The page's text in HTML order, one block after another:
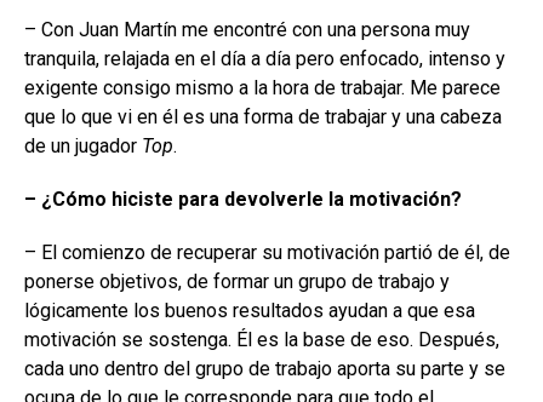
– Con Juan Martín me encontré con una persona muy
tranquila, relajada en el día a día pero enfocado, intenso y
exigente consigo mismo a la hora de trabajar. Me parece
que lo que vi en él es una forma de trabajar y una cabeza
de un jugador Top.
– ¿Cómo hiciste para devolverle la motivación?
– El comienzo de recuperar su motivación partió de él, de
ponerse objetivos, de formar un grupo de trabajo y
lógicamente los buenos resultados ayudan a que esa
motivación se sostenga. Él es la base de eso. Después,
cada uno dentro del grupo de trabajo aporta su parte y se